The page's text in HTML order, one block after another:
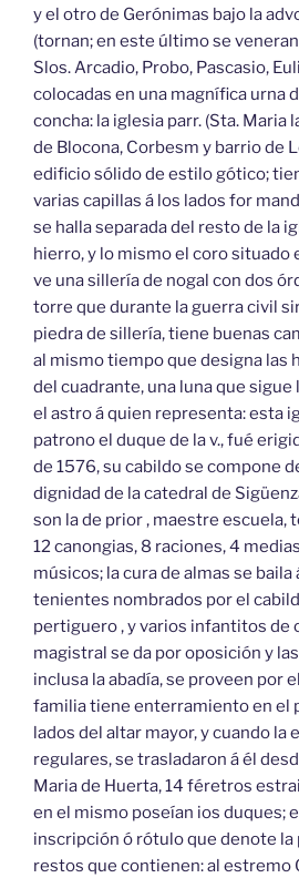
y el otro de Gerónimas bajo la
(tornan; en este último se
Slos. Arcadio, Probo, Pascasio,
colocadas en una magnífica urna
concha: la iglesia parr. (Sta. Maria
de Blocona, Corbesm y barrio de
edificio sólido de estilo gótico;
varias capillas á los lados for
se halla separada del resto de la
hierro, y lo mismo el coro situado
ve una sillería de nogal con dos
torre que durante la guerra civil
piedra de sillería, tiene buenas
al mismo tiempo que designa las
del cuadrante, una luna que
el astro á quien representa: esta
patrono el duque de la v., fué
de 1576, su cabildo se compone
dignidad de la catedral de
son la de prior , maestre escuela,
12 canongias, 8 raciones, 4
músicos; la cura de almas se baila
tenientes nombrados por el
pertiguero , y varios infantitos de
magistral se da por oposición y
inclusa la abadía, se proveen por
familia tiene enterramiento en el
lados del altar mayor, y cuando la
regulares, se trasladaron á él
Maria de Huerta, 14 féretros
en el mismo poseían ios duques;
inscripción ó rótulo que denote la
restos que contienen: al estremo